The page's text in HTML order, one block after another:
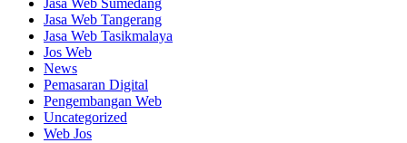
Jasa Web Sumedang
Jasa Web Tangerang
Jasa Web Tasikmalaya
Jos Web
News
Pemasaran Digital
Pengembangan Web
Uncategorized
Web Jos